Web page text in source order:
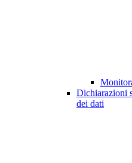
Dichiarazioni
dei dati